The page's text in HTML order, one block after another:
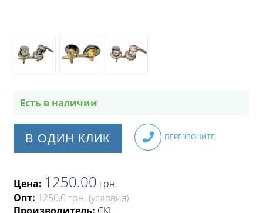
Есть в наличии
В ОДИН КЛИК ПЕРЕЗВОНИТЕ
Цена: 1250.00 грн.
Опт: 1250,0 грн. (условия)